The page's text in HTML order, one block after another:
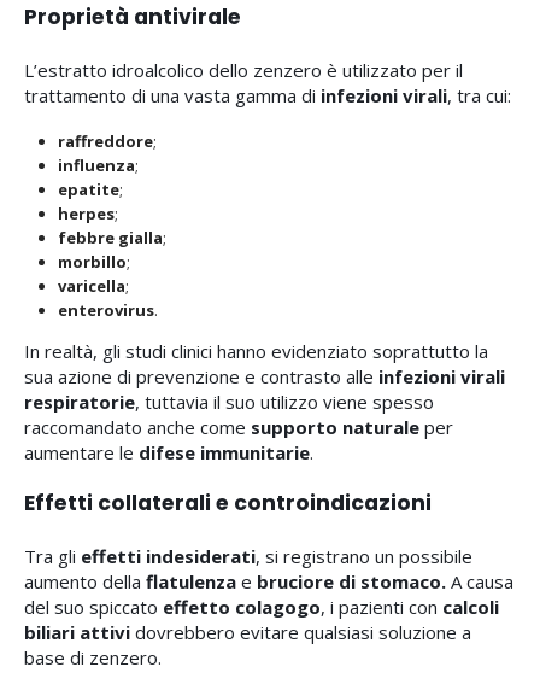
Proprietà antivirale
L’estratto idroalcolico dello zenzero è utilizzato per il
trattamento di una vasta gamma di infezioni virali, tra cui:
raffreddore;
influenza;
epatite;
herpes;
febbre gialla;
morbillo;
varicella;
enterovirus.
In realtà, gli studi clinici hanno evidenziato soprattutto la
sua azione di prevenzione e contrasto alle infezioni virali
respiratorie, tuttavia il suo utilizzo viene spesso
raccomandato anche come supporto naturale per
aumentare le difese immunitarie.
Effetti collaterali e controindicazioni
Tra gli effetti indesiderati, si registrano un possibile
aumento della flatulenza e bruciore di stomaco. A causa
del suo spiccato effetto colagogo, i pazienti con calcoli
biliari attivi dovrebbero evitare qualsiasi soluzione a
base di zenzero.